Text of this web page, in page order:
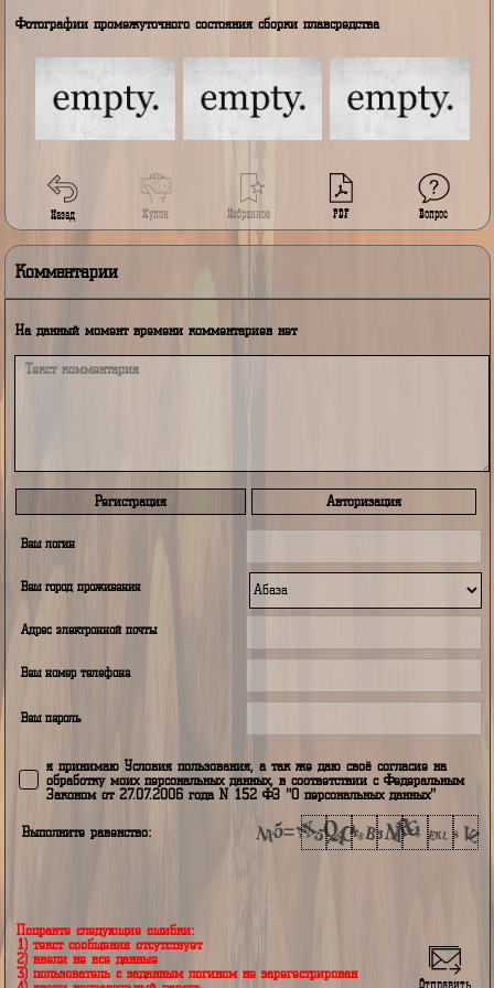
с оценочной стоимостью 1200Рза
одну ед.компл.
позиция закрыта
код подтверждения IDBEHOLDA
тэнт 1 шт.
за одну ед.компл.
позиция не закрыта
код подтверждения IDBEHOLDA
подтверждение
отсутствует
байк 1 шт.
код подтверждения SASDS
Фотографии промежуточного состояния сборки плавсредства
Избранное PDF
Комментарии
На данный момент времени комментариев нет
Ваш логин
Ваш город проживания